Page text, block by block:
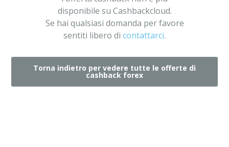
disponibile su Cashbackcloud.
Se hai qualsiasi domanda per favore
sentiti libero di contattarci.
Torna indietro per vedere tutte le offerte di
cashback forex